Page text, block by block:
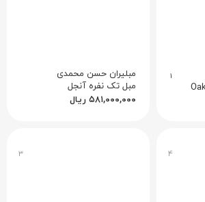
۱
مبلیران حسن محمدی
مبل تک نفره آنجل
۵۸۱,۰۰۰,۰۰۰ ریال
۴ ۳